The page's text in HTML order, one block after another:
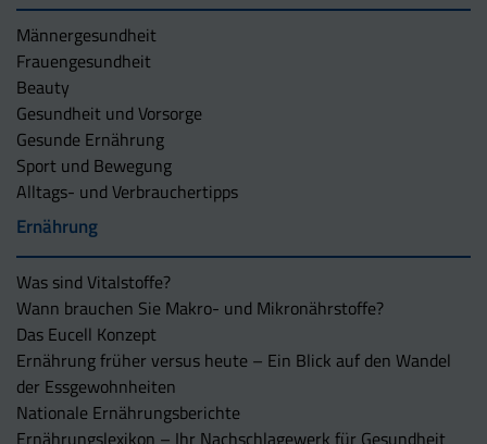
Männergesundheit
Frauengesundheit
Beauty
Gesundheit und Vorsorge
Gesunde Ernährung
Sport und Bewegung
Alltags- und Verbrauchertipps
Ernährung
Was sind Vitalstoffe?
Wann brauchen Sie Makro- und Mikronährstoffe?
Das Eucell Konzept
Ernährung früher versus heute – Ein Blick auf den Wandel
der Essgewohnheiten
Nationale Ernährungsberichte